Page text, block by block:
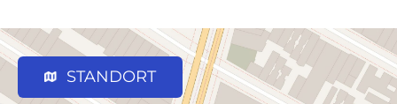
STANDORT